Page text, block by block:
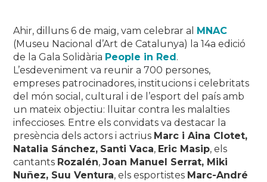
Ahir, dilluns 6 de maig, vam celebrar al
MNAC
(Museu Nacional d’Art de Catalunya) la 14a edició
de la Gala Solidària People in Red .
L’esdeveniment va reunir a 700 persones,
empreses patrocinadores, institucions i celebritats
del món social, cultural i de l’esport del país amb
un mateix objectiu: lluitar contra les malalties
infeccioses. Entre els convidats va destacar la
presència dels actors i actrius Marc i Aina Clotet,
Natalia Sánchez, Santi Vaca, Eric Masip, els
cantants Rozalén,Joan Manuel Serrat, Miki
Nuñez, Suu Ventura, els esportistes Marc-André